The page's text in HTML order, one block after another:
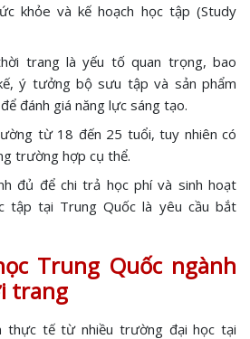
khỏe và kế hoạch học tập (Study
trang là yếu tố quan trọng, bao
ý tưởng bộ sưu tập và sản phẩm
đánh giá năng lực sáng tạo.
từ 18 đến 25 tuổi, tuy nhiên có
trường hợp cụ thể.
đủ để chi trả học phí và sinh hoạt
tập tại Trung Quốc là yêu cầu bắt
Trung Quốc ngành
trang
thực tế từ nhiều trường đại học tại